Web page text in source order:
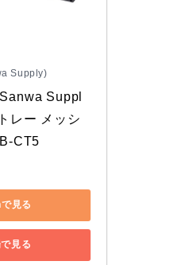
Supply)
Suppl
レー メッシ
CT5
見る
見る